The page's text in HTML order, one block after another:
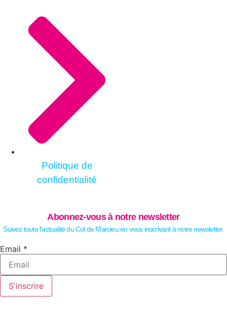
Politique de
confidentialité
Abonnez-vous à notre newsletter
Suivez toute l’actualité du Col de Marcieu en vous inscrivant à notre newsletter.
Email
Email *
S'inscrire